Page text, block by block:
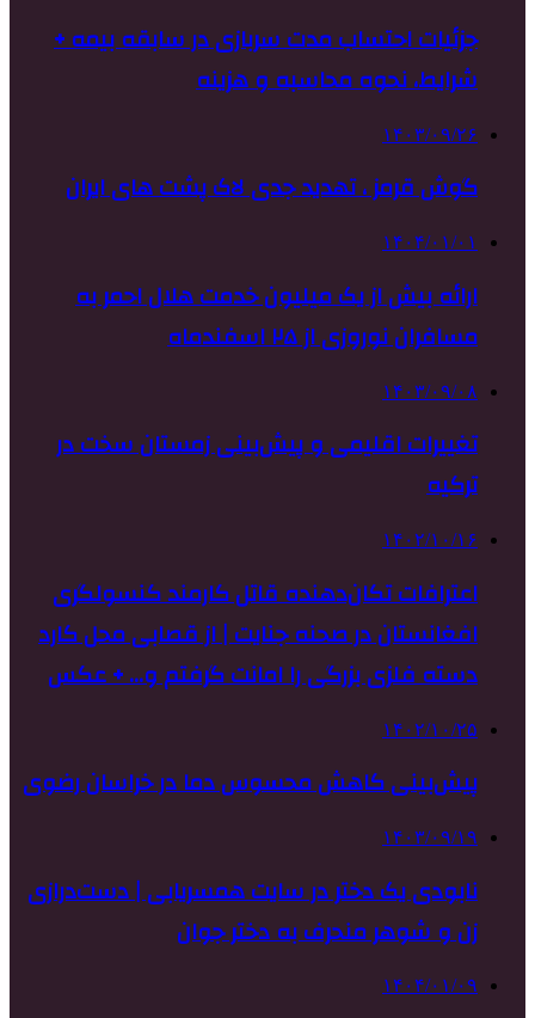
جزئیات احتساب مدت سربازی در سابقه بیمه +
شرایط، نحوه محاسبه و هزینه
۱۴۰۳/۰۹/۲۶
گوش قرمز ، تهدید جدی لاک پشت های ایران
۱۴۰۴/۰۱/۰۱
ارائه بیش از یک میلیون خدمت هلال احمر به
مسافران نوروزی از ۲۵ اسفندماه
۱۴۰۳/۰۹/۰۸
تغییرات اقلیمی و پیش‌بینی زمستان سخت در
ترکیه
۱۴۰۲/۱۰/۱۶
اعترافات تکان‌دهنده قاتل کارمند کنسولگری
افغانستان در صحنه جنایت | از قصابی محل کارد
دسته فلزی بزرگی را امانت گرفتم و… + عکس
۱۴۰۲/۱۰/۲۵
پیش‌بینی کاهش محسوس دما در خراسان رضوی
۱۴۰۳/۰۹/۱۹
نابودی یک دختر در سایت همسریابی | دست‌درازی
زن و شوهر منحرف به دختر جوان
۱۴۰۴/۰۱/۰۹